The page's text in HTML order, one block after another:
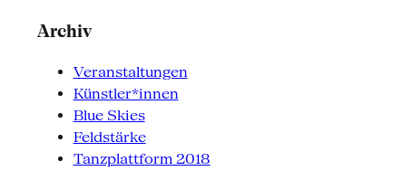
Archiv
Veranstaltungen
Künstler*innen
Blue Skies
Feldstärke
Tanzplattform 2018